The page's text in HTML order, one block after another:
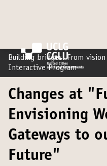
Building bridges: From
Interactive Program
Changes at
Envisioning
Gateways to
Future"